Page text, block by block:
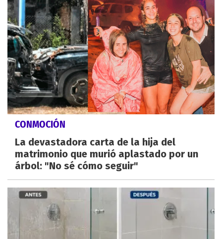
CONMOCIÓN
La devastadora carta de la hija del
matrimonio que murió aplastado por un
árbol: "No sé cómo seguir"